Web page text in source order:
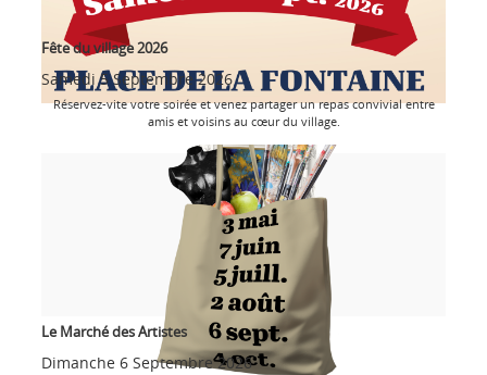
Fête du village 2026
Samedi 5 Septembre 2026
Réservez-vite votre soirée et venez partager un repas convivial entre
amis et voisins au cœur du village.
Le Marché des Artistes
Dimanche 6 Septembre 2026